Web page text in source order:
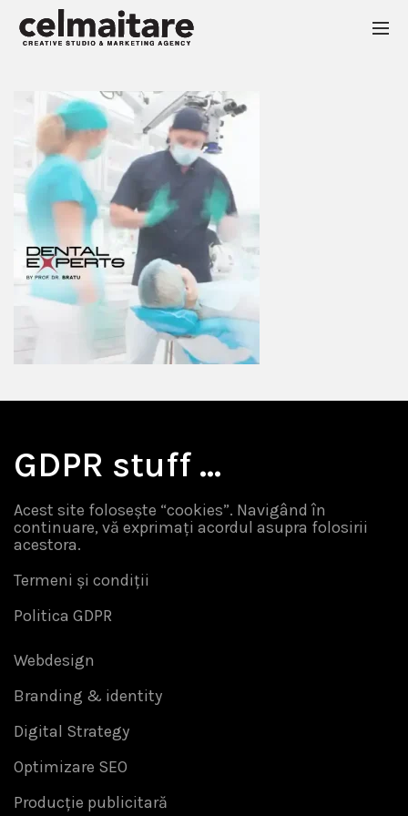
GDPR stuff …
Acest site folosește “cookies”. Navigând în
continuare, vă exprimați acordul asupra folosirii
acestora.
Termeni și condiții
Politica GDPR
Webdesign
Branding & identity
Digital Strategy
Optimizare SEO
Producție publicitară